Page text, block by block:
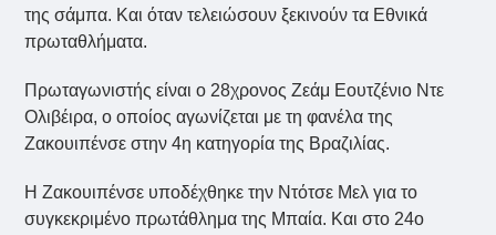
της σάμπα. Και όταν τελειώσουν ξεκινούν τα Εθνικά
πρωταθλήματα.
Πρωταγωνιστής είναι ο 28χρονος Ζεάμ Εουτζένιο Ντε
Ολιβέιρα, ο οποίος αγωνίζεται με τη φανέλα της
Ζακουιπένσε στην 4η κατηγορία της Βραζιλίας.
Η Ζακουιπένσε υποδέχθηκε την Ντότσε Μελ για το
συγκεκριμένο πρωτάθλημα της Μπαία. Και στο 24ο